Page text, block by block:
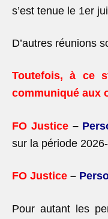
s’est tenue le 1er
D’autres réunions
Toutefois, à ce
communiqué aux
FO Justice –
sur la période
FO Justice –
Pour autant les